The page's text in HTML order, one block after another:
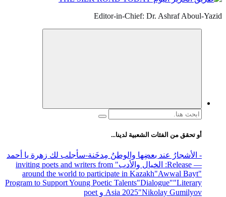
Editor-in-Chief: Dr. Ashraf Aboul-Yazid
البحث
أو تحقق من الفئات الشعبية لدينا...
- الأشجارُ عند بعضِها والوطنُ مِدخَنة-سأجلب لك زهرة يا أحمد
— Release
: الخيال والأدب
" inviting poets and writers from
around the world to participate in Kazakh"Awwal Bayt"
Program to Support Young Poetic Talents"Dialogue""Literary
Asia 2025"Nikolay Gumilyov و poet